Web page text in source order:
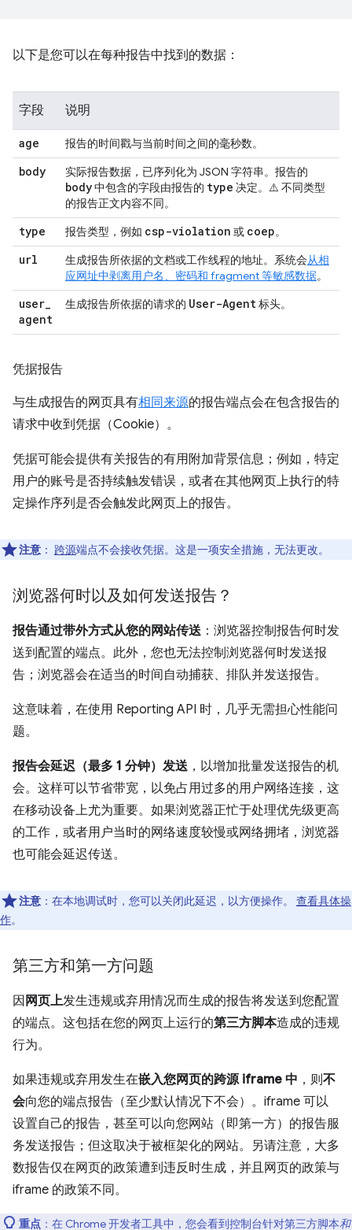
以下是您可以在每种报告中找到的数据：
字段 说明
age 报告的时间戳与当前时间之间的毫秒数。
body 实际报告数据，已序列化为 JSON 字符串。报告的
body中包含的字段由报告的 type 决定。 ⚠️ 不同类型
的报告正文内容不同。
type 报告类型，例如 csp-violation 或 coep。
url 生成报告所依据的文档或工作线程的地址。系统会从相
应网址中剥离用户名、密码和 fragment 等敏感数据。
user
agent
生成报告所依据的请求的 User-Agent 标头。
凭据报告
与生成报告的网页具有相同来源的报告端点会在包含报告的
请求中收到凭据（Cookie）。
凭据可能会提供有关报告的有用附加背景信息；例如，特定
用户的账号是否持续触发错误，或者在其他网页上执行的特
定操作序列是否会触发此网页上的报告。
注意 ： 跨源端点不会接收凭据。这是一项安全措施，无法更改。
浏览器何时以及如何发送报告？
报告通过带外方式从您的网站传送 ：浏览器控制报告何时发
送到配置的端点。此外，您也无法控制浏览器何时发送报
告；浏览器会在适当的时间自动捕获、排队并发送报告。
这意味着，在使用 Reporting API 时，几乎无需担心性能问
题。
报告会延迟（最多 1 分钟）发送 ，以增加批量发送报告的机
会。这样可以节省带宽，以免占用过多的用户网络连接，这
在移动设备上尤为重要。如果浏览器正忙于处理优先级更高
的工作，或者用户当时的网络速度较慢或网络拥堵，浏览器
也可能会延迟传送。
注意 ：在本地调试时，您可以关闭此延迟，以方便操作。 查看具体操
作。
第三方和第一方问题
因 网页上发生违规或弃用情况而生成的报告将发送到您配置
的端点。这包括在您的网页上运行的第三方脚本造成的违规
行为。
如果违规或弃用发生在嵌入您网页的跨源 iframe 中 ，则不
会向您的端点报告（至少默认情况下不会）。iframe 可以
设置自己的报告，甚至可以向您网站（即第一方）的报告服
务发送报告；但这取决于被框架化的网站。另请注意，大多
数报告仅在网页的政策遭到违反时生成，并且网页的政策与
iframe 的政策不同。
重点 ：在 Chrome 开发者工具中，您会看到控制台针对第三方脚本和